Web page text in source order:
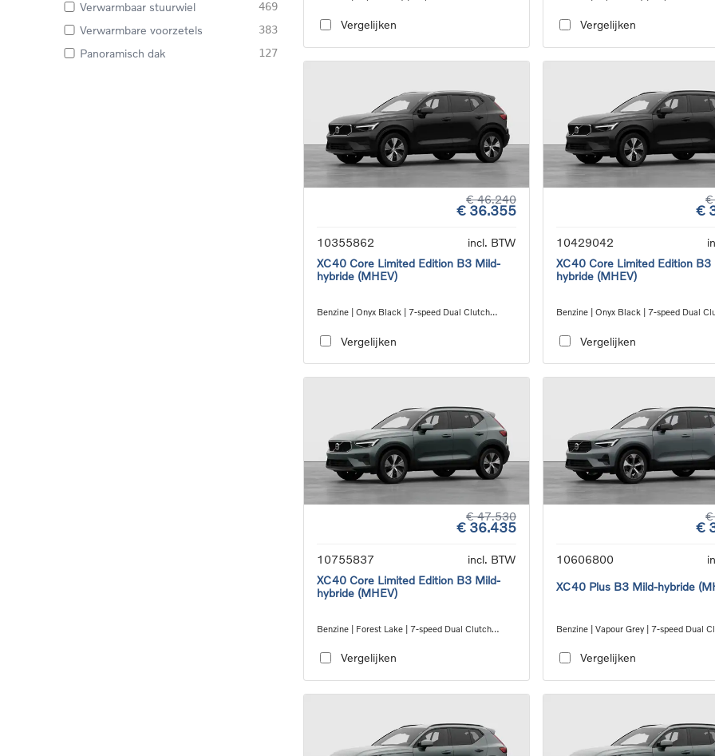
Verwarmbaar stuurwiel 469
Verwarmbare voorzetels 383
Panoramisch dak 127
Vergelijken Vergelijken
€ 46.240
€ 36.355
10355862
incl. BTW
XC40 Core Limited Edition B3 Mild-
hybride (MHEV)
Benzine | Onyx Black | 7-speed Dual Clutch
Vergelijken
€
€
10429042
XC40 Core Limited Edition B3
hybride (MHEV)
Benzine | Onyx Black | 7-speed Dual
Vergelijken
€ 47.530
€ 36.435
10755837
incl. BTW
XC40 Core Limited Edition B3 Mild-
hybride (MHEV)
Benzine | Forest Lake | 7-speed Dual Clutch
Vergelijken
€
€
10606800
XC40 Plus B3 Mild-hybride
Benzine | Vapour Grey | 7-speed Dual
Vergelijken